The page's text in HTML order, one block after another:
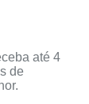
até 4
de